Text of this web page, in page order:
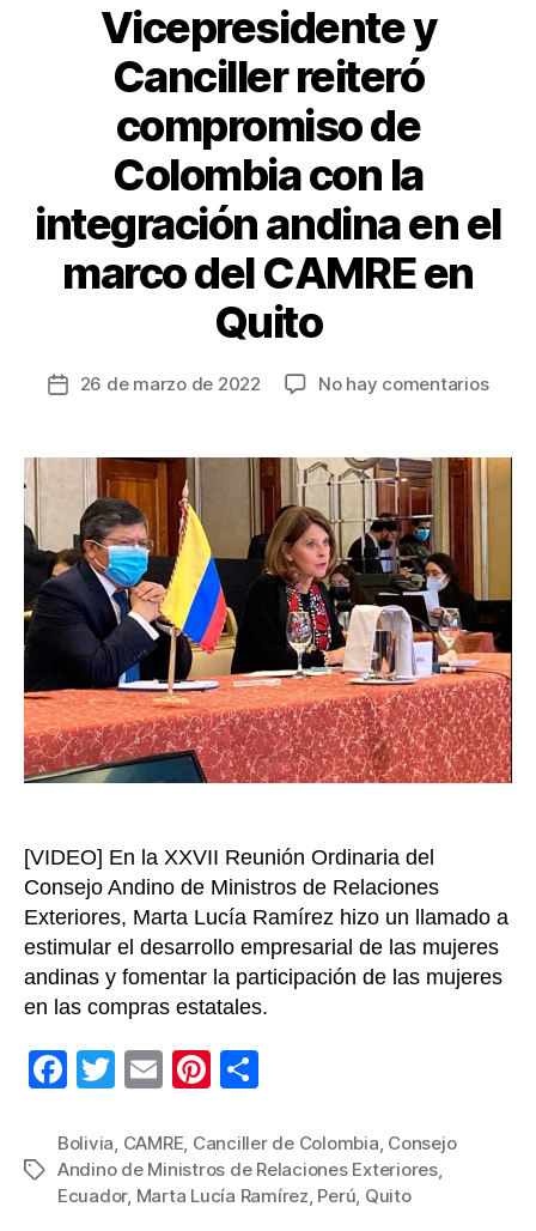
Vicepresidente y
Canciller reiteró
compromiso de
Colombia con la
integración andina en el
marco del CAMRE en
Quito
Fecha
entrada
26 de marzo de 2022 No hay comentariosen
con
la
en
el
del
[VIDEO] En la XXVII Reunión Ordinaria del
Consejo Andino de Ministros de Relaciones
Exteriores, Marta Lucía Ramírez hizo un llamado a
estimular el desarrollo empresarial de las mujeres
andinas y fomentar la participación de las mujeres
en las compras estatales.
F
c
e
T
tt
er
E
ail
Pi
er
e
m
p
Etiquetas
Bolivia, CAMRE, Canciller de Colombia, Consejo
Andino de Ministros de Relaciones Exteriores,
Ecuador, Marta Lucía Ramírez, Perú, Quito